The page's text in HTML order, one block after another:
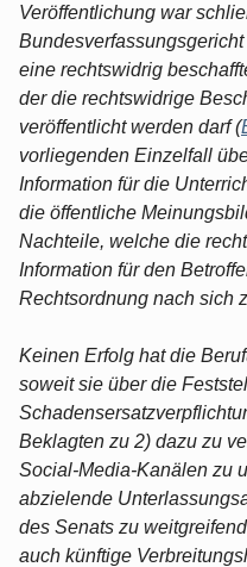
Veröffentlichung war
eine rechtswidrig
der die rechtswidrige
veröffentlicht werden darf (
vorliegenden Einzelfall
Information für die
die öffentliche
Nachteile, welche die
Information für den
Rechtsordnung nach sich
Keinen Erfolg hat die
soweit sie über die
Beklagten zu 2) dazu zu
Social-Media-Kanälen zu
abzielende
des Senats zu
auch künftige